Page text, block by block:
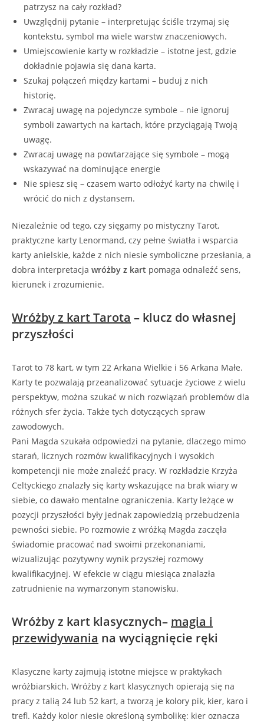
patrzysz na cały rozkład?
Uwzględnij pytanie – interpretując ściśle trzymaj się
kontekstu, symbol ma wiele warstw znaczeniowych.
Umiejscowienie karty w rozkładzie – istotne jest, gdzie
dokładnie pojawia się dana karta.
Szukaj połączeń między kartami – buduj z nich
historię.
Zwracaj uwagę na pojedyncze symbole – nie ignoruj
symboli zawartych na kartach, które przyciągają Twoją
uwagę.
Zwracaj uwagę na powtarzające się symbole – mogą
wskazywać na dominujące energie
Nie spiesz się – czasem warto odłożyć karty na chwilę i
wrócić do nich z dystansem.
Niezależnie od tego, czy sięgamy po mistyczny Tarot,
praktyczne karty Lenormand, czy pełne światła i wsparcia
karty anielskie, każde z nich niesie symboliczne przesłania, a
dobra interpretacja wróżby z kart pomaga odnaleźć sens,
kierunek i zrozumienie.
Wróżby z kart Tarota – klucz do własnej
przyszłości
Tarot to 78 kart, w tym 22 Arkana Wielkie i 56 Arkana Małe.
Karty te pozwalają przeanalizować sytuacje życiowe z wielu
perspektyw, można szukać w nich rozwiązań problemów dla
różnych sfer życia. Także tych dotyczących spraw
zawodowych.
Pani Magda szukała odpowiedzi na pytanie, dlaczego mimo
starań, licznych rozmów kwalifikacyjnych i wysokich
kompetencji nie może znaleźć pracy. W rozkładzie Krzyża
Celtyckiego znalazły się karty wskazujące na brak wiary w
siebie, co dawało mentalne ograniczenia. Karty leżące w
pozycji przyszłości były jednak zapowiedzią przebudzenia
pewności siebie. Po rozmowie z wróżką Magda zaczęła
świadomie pracować nad swoimi przekonaniami,
wizualizując pozytywny wynik przyszłej rozmowy
kwalifikacyjnej. W efekcie w ciągu miesiąca znalazła
zatrudnienie na wymarzonym stanowisku.
Wróżby z kart klasycznych– magia i
przewidywania na wyciągnięcie ręki
Klasyczne karty zajmują istotne miejsce w praktykach
wróżbiarskich. Wróżby z kart klasycznych opierają się na
pracy z talią 24 lub 52 kart, a tworzą je kolory pik, kier, karo i
trefl. Każdy kolor niesie określoną symbolikę: kier oznacza